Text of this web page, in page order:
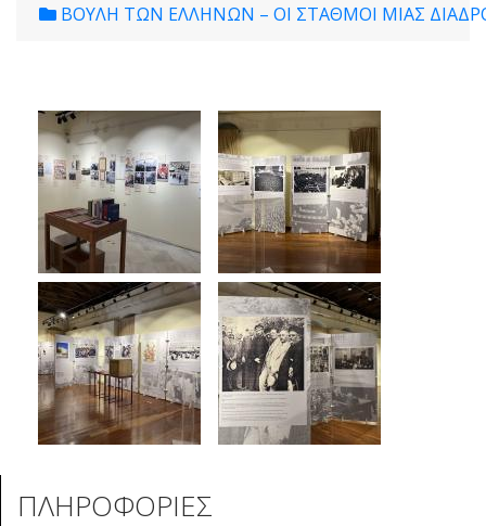
ΒΟΥΛΗ ΤΩΝ ΕΛΛΗΝΩΝ – ΟΙ ΣΤΑΘΜΟΙ ΜΙΑΣ
ΠΛΗΡΟΦΟΡΙΕΣ